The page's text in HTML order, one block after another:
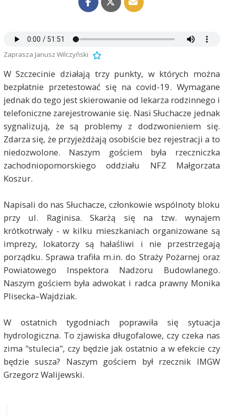
Zaprasza Janusz Wilczyński
W Szczecinie działają trzy punkty, w których można
bezpłatnie przetestować się na covid-19. Wymagane
jednak do tego jest skierowanie od lekarza rodzinnego i
telefoniczne zarejestrowanie się. Nasi Słuchacze jednak
sygnalizują, że są problemy z dodzwonieniem się.
Zdarza się, że przyjeżdżają osobiście bez rejestracji a to
niedozwolone. Naszym gościem była rzeczniczka
zachodniopomorskiego oddziału NFZ Małgorzata
Koszur.
Napisali do nas Słuchacze, członkowie wspólnoty bloku
przy ul. Raginisa. Skarżą się na tzw. wynajem
krótkotrwały - w kilku mieszkaniach organizowane są
imprezy, lokatorzy są hałaśliwi i nie przestrzegają
porządku. Sprawa trafiła m.in. do Straży Pożarnej oraz
Powiatowego Inspektora Nadzoru Budowlanego.
Naszym gościem byłaadwokat i radca prawny Monika
Plisecka–Wajdziak.
W ostatnich tygodniach poprawiła się sytuacja
hydrologiczna. To zjawiska długofalowe, czy czeka nas
zima "stulecia", czy będzie jak ostatnio a w efekcie czy
będzie susza? Naszym gościem był rzecznik IMGW
Grzegorz Walijewski.